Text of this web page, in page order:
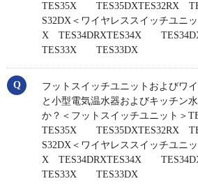
TES35X TES35DXTES32RX
S32DX＜ワイヤレススイッチユ
X TES34DRXTES34X
TES33X TES33DX
フットスイッチユニットおよびワ
と小型電気温水器およびキッチン
か？＜フットスイッチユニット
TES35X TES35DXTES32RX
S32DX＜ワイヤレススイッチユ
X TES34DRXTES34X
TES33X TES33DX